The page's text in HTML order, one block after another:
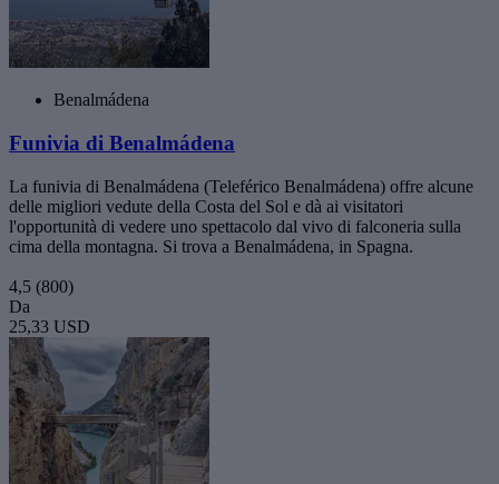
Benalmádena
Funivia di Benalmádena
La funivia di Benalmádena (Teleférico Benalmádena) offre alcune
delle migliori vedute della Costa del Sol e dà ai visitatori
l'opportunità di vedere uno spettacolo dal vivo di falconeria sulla
cima della montagna. Si trova a Benalmádena, in Spagna.
4,5 (800)
Da
25,33 USD